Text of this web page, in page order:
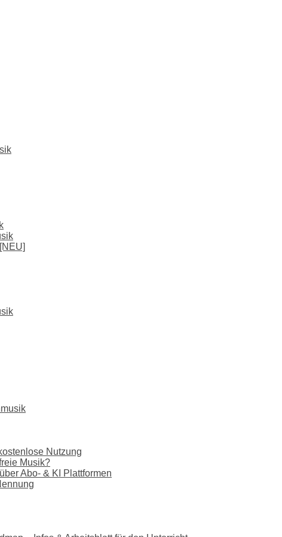
Nutzung
Musik?
Abo- & KI Plattformen